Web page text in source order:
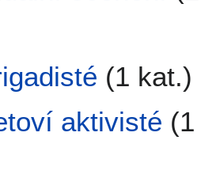
(1 kat.)
aktivisté (1